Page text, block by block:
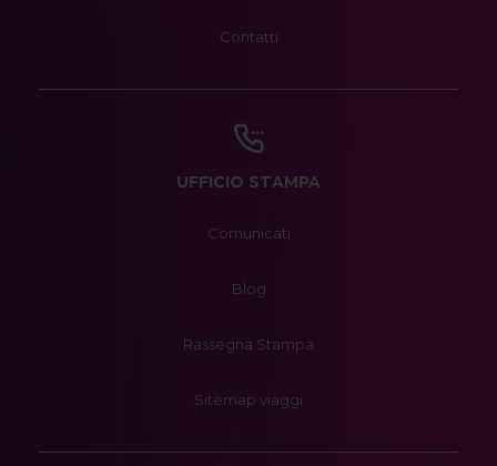
Contatti
UFFICIO STAMPA
Comunicati
Blog
Rassegna Stampa
Sitemap viaggi